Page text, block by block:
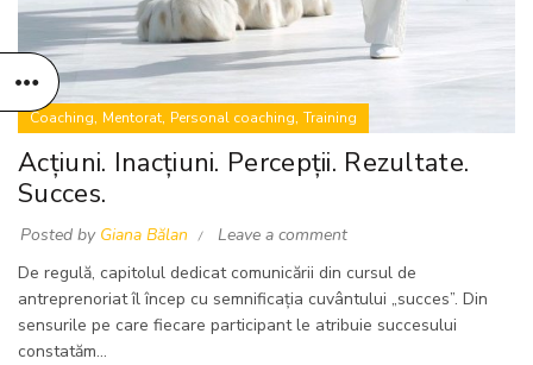
Coaching, Mentorat, Personal coaching, Training
Acțiuni. Inacțiuni. Percepții. Rezultate.
Succes.
Posted by Giana Bălan
Leave a comment
De regulă, capitolul dedicat comunicării din cursul de
antreprenoriat îl încep cu semnificația cuvântului „succes”. Din
sensurile pe care fiecare participant le atribuie succesului
constatăm...